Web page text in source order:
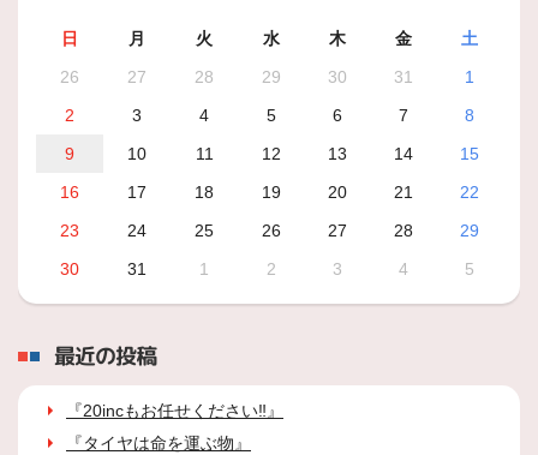
日 月 火 水 木 金
土
26
27 28 29 30 31
1
2
3 4 5 6 7
8
9
10 11 12 13 14
15
16
17 18 19 20 21
22
23
24 25 26 27 28
29
30
31 1 2 3 4 5
最近の投稿
『20incもお任せください‼』
『タイヤは命を運ぶ物』